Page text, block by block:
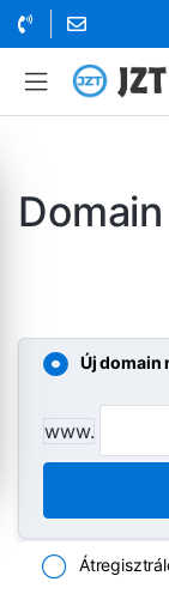
Domain
Új domain
www.